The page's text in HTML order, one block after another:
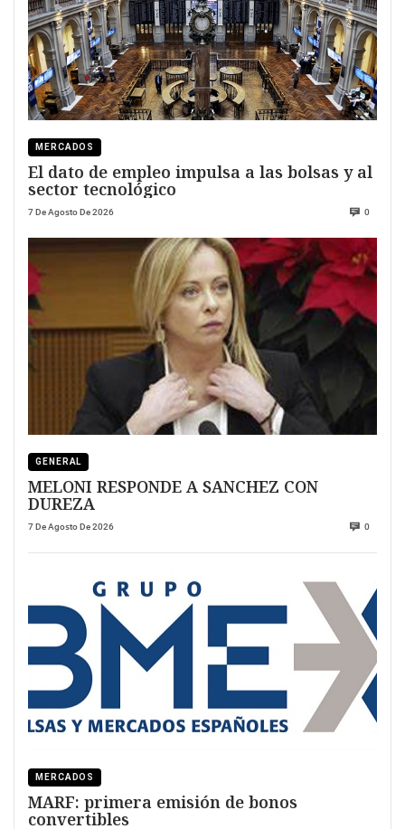
MERCADOS
El dato de empleo impulsa a las bolsas y al
sector tecnológico
7 De Agosto De 2026 0
GENERAL
MELONI RESPONDE A SANCHEZ CON
DUREZA
7 De Agosto De 2026 0
MERCADOS
MARF: primera emisión de bonos
convertibles